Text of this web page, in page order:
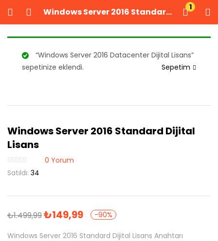
Windows Server 2016 Standard Dijital Lisans 1
GIRIŞ YAP KAYIT OL
Kullanıcı adınızı ve şifrenizi girin.
Beni Hatırla Şifrenizi mi unuttunuz?
“Windows Server 2016 Datacenter Dijital Lisans”
sepetinize eklendi.
Sepetim
Windows Server 2016 Standard Dijital
Lisans
0 Yorum
Satıldı: 34
₺1.499,99₺149,99 -90%
Windows Server 2016 Standard Dijital Lisans Anahtarı